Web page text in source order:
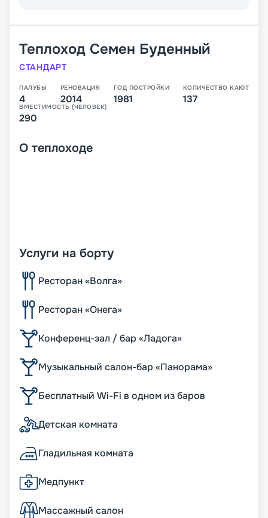
Теплоход Семен Буденный
СТАНДАРТ
ПАЛУБЫ
4
РЕНОВАЦИЯ
2014
ГОД ПОСТРОЙКИ
1981
КОЛИЧЕСТВО КАЮТ
137
ВМЕСТИМОСТЬ (ЧЕЛОВЕК)
290
О теплоходе
Услуги на борту
Ресторан «Волга»
Ресторан «Онега»
Конференц-зал / бар «Ладога»
Музыкальный салон-бар «Панорама»
Бесплатный Wi-Fi в одном из баров
Детская комната
Гладильная комната
Медпункт
Массажный салон